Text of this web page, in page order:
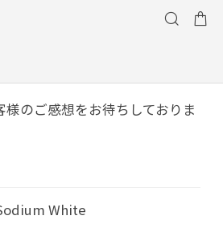
様のご感想をお待ちしておりま
White